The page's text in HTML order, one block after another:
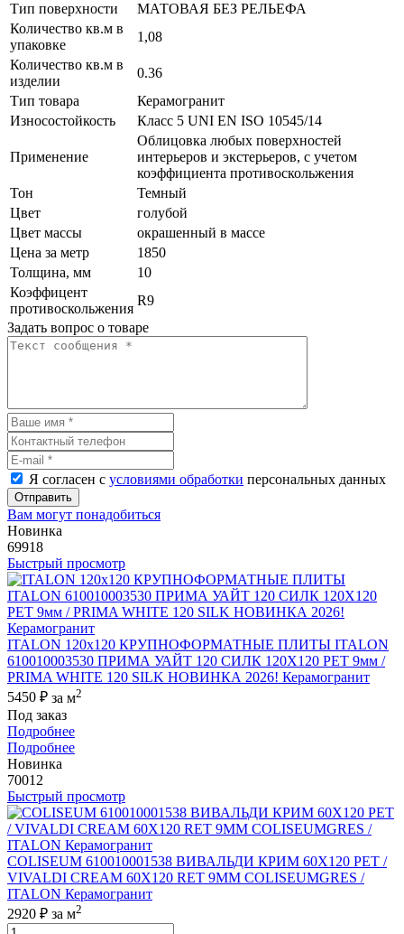
Тип поверхности
МАТОВАЯ БЕЗ РЕЛЬЕФА
Количество кв.м в
упаковке
1,08
Количество кв.м в
изделии
0.36
Тип товара
Керамогранит
Износостойкость
Класс 5 UNI EN ISO 10545/14
Применение
Облицовка любых поверхностей
интерьеров и экстерьеров, с учетом
коэффициента противоскольжения
Тон
Темный
Цвет
голубой
Цвет массы
окрашенный в массе
Цена за метр
1850
Толщина, мм
10
Коэффицент
противоскольжения
R9
Задать вопрос о товаре
Я согласен с условиями обработки персональных данных
Отправить
Вам могут понадобиться
Новинка
69918
Быстрый просмотр
ITALON 120x120 КРУПНОФОРМАТНЫЕ ПЛИТЫ ITALON
610010003530 ПРИМА УАЙТ 120 СИЛК 120Х120 РЕТ 9мм /
PRIMA WHITE 120 SILK НОВИНКА 2026! Керамогранит
5450 ₽ за м2
Под заказ
Подробнее
Подробнее
Новинка
70012
Быстрый просмотр
COLISEUM 610010001538 ВИВАЛЬДИ КРИМ 60X120 РЕТ /
VIVALDI CREAM 60X120 RET 9MM COLISEUMGRES /
ITALON Керамогранит
2920 ₽ за м2